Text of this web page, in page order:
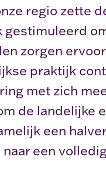
regio zette
zorgen
praktijk
met zich
de landelijke
een
een